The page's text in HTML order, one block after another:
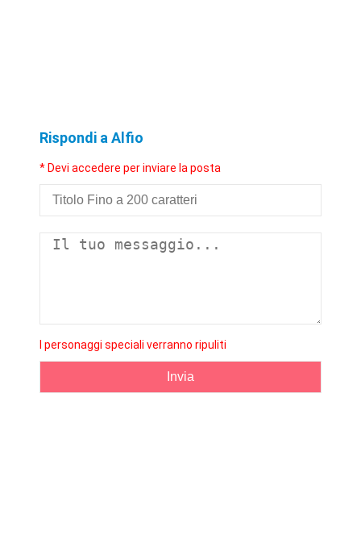
Rispondi a Alfio
* Devi accedere per inviare la posta
I personaggi speciali verranno ripuliti